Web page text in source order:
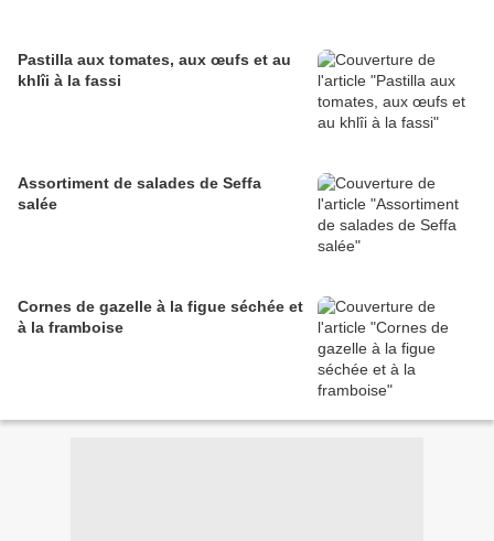
Pastilla aux tomates, aux œufs et au
khlîi à la fassi
Assortiment de salades de Seffa
salée
Cornes de gazelle à la figue séchée et
à la framboise